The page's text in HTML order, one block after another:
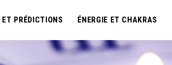
PRÉDICTIONS ÉNERGIE ET CHAKRAS